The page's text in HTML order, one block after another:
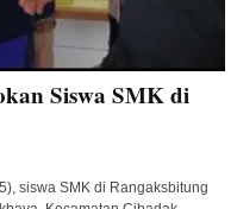
Siswa SMK di
siswa SMK di Rangaksbitung